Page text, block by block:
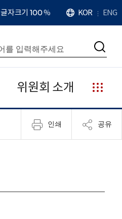
확
대
치
글자크기 100%
언
어
KOR ENG
검
위원회 소개
누
리
집
안
인쇄 공유